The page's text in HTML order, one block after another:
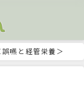
嚥と経管栄養＞